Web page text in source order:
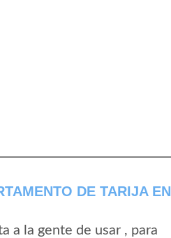
DE TARIJA EN
a la gente de usar , para